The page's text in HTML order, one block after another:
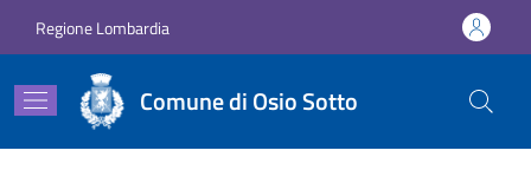
Regione Lombardia
Comune di Osio Sotto